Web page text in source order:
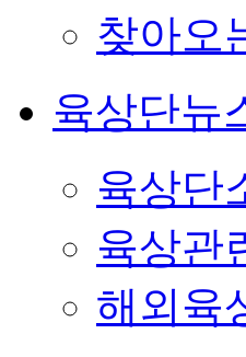
찾아오
육상단뉴
육상단
육상관
해외육